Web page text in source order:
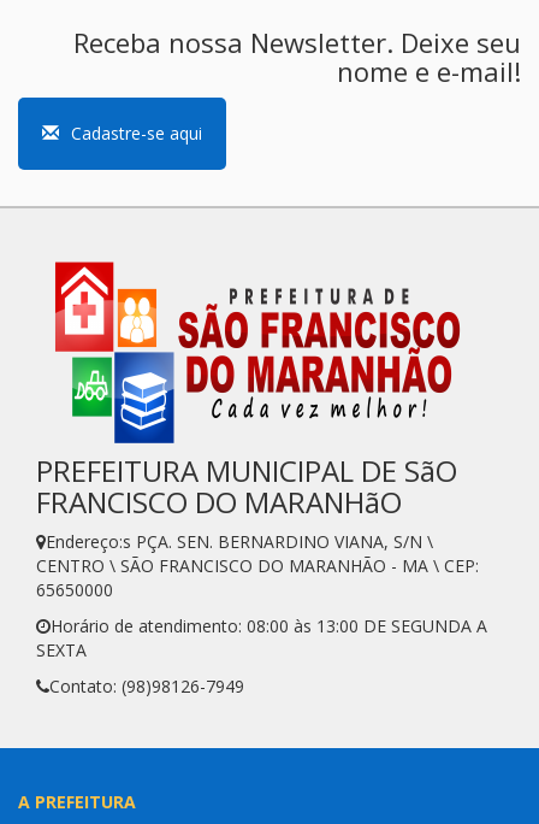
Receba nossa Newsletter. Deixe seu
nome e e-mail!
Cadastre-se aqui
PREFEITURA MUNICIPAL DE SãO
FRANCISCO DO MARANHãO
Endereço:s PÇA. SEN. BERNARDINO VIANA, S/N \
CENTRO \ SÃO FRANCISCO DO MARANHÃO - MA \ CEP:
65650000
Horário de atendimento: 08:00 às 13:00 DE SEGUNDA A
SEXTA
Contato: (98)98126-7949
A PREFEITURA